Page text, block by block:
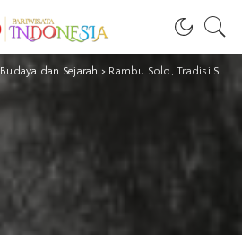
Budaya dan Sejarah > Rambu Solo, Tradisi Sakral Menghantar Arwah Orang Meninggal